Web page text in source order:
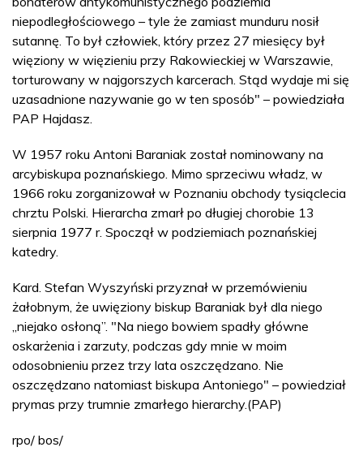
niepodległościowego – tyle że zamiast munduru nosił
sutannę. To był człowiek, który przez 27 miesięcy był
więziony w więzieniu przy Rakowieckiej w Warszawie,
torturowany w najgorszych karcerach. Stąd wydaje mi się
uzasadnione nazywanie go w ten sposób" – powiedziała
PAP Hajdasz.
W 1957 roku Antoni Baraniak został nominowany na
arcybiskupa poznańskiego. Mimo sprzeciwu władz, w
1966 roku zorganizował w Poznaniu obchody tysiąclecia
chrztu Polski. Hierarcha zmarł po długiej chorobie 13
sierpnia 1977 r. Spoczął w podziemiach poznańskiej
katedry.
Kard. Stefan Wyszyński przyznał w przemówieniu
żałobnym, że uwięziony biskup Baraniak był dla niego
„niejako osłoną”. "Na niego bowiem spadły główne
oskarżenia i zarzuty, podczas gdy mnie w moim
odosobnieniu przez trzy lata oszczędzano. Nie
oszczędzano natomiast biskupa Antoniego" – powiedział
prymas przy trumnie zmarłego hierarchy.(PAP)
rpo/ bos/